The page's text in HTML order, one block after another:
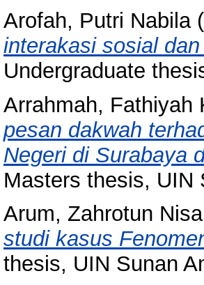
Arofah, Putri Nabila
interakasi sosial
Undergraduate
Arrahmah, Fathiyah
pesan dakwah
Negeri di Surabaya
Masters thesis, UIN
Arum, Zahrotun
studi kasus
thesis, UIN Sunan